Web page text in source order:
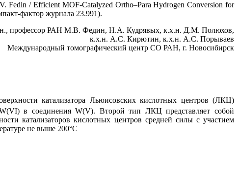
/ Efficient MOF-Catalyzed Ortho–Para Hydrogen Conversion for
фактор журнала 23.991).
профессор РАН М.В. Федин, Н.А. Кудрявых, к.х.н. Д.М. Полюхов,
к.х.н. А.С. Кирютин, к.х.н. А.С. Порываев
Международный томографический центр СО РАН, г. Новосибирск
катализатора Льюисовских кислотных центров (ЛКЦ)
в соединения W(V). Второй тип ЛКЦ представляет собой
катализаторов кислотных центров средней силы с участием
не выше 200°C